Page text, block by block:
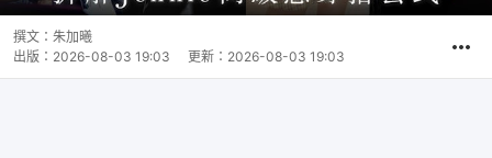
撰文： 朱加曦
出版： 2026-08-03 19:03 更新： 2026-08-03 19:03